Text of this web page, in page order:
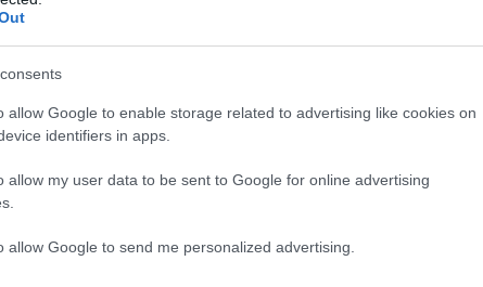
allow Google to enable storage related to advertising like cookies on
identifiers in apps.
allow my user data to be sent to Google for online advertising
allow Google to send me personalized advertising.
ως προτεινόμενη
στην Google